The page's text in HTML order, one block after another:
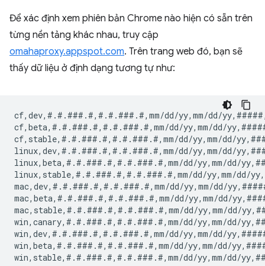
Để xác định xem phiên bản Chrome nào hiện có sẵn trên
từng nền tảng khác nhau, truy cập
omahaproxy.appspot.com. Trên trang web đó, bạn sẽ
thấy dữ liệu ở định dạng tương tự như:
cf,dev,#.#.###.#,#.#.###.#,mm/dd/yy,mm/dd/
cf,beta,#.#.###.#,#.#.###.#,mm/dd/yy,mm/dd/
cf,stable,#.#.###.#,#.#.###.#,mm/dd/yy,mm/dd/
linux,dev,#.#.###.#,#.#.###.#,mm/dd/yy,mm/dd/
linux,beta,#.#.###.#,#.#.###.#,mm/dd/yy,mm/dd/
linux,stable,#.#.###.#,#.#.###.#,mm/dd/yy,mm/dd/
mac,dev,#.#.###.#,#.#.###.#,mm/dd/yy,mm/dd/
mac,beta,#.#.###.#,#.#.###.#,mm/dd/yy,mm/dd/
mac,stable,#.#.###.#,#.#.###.#,mm/dd/yy,mm/dd/
win,canary,#.#.###.#,#.#.###.#,mm/dd/yy,mm/dd/
win,dev,#.#.###.#,#.#.###.#,mm/dd/yy,mm/dd/
win,beta,#.#.###.#,#.#.###.#,mm/dd/yy,mm/dd/
win,stable,#.#.###.#,#.#.###.#,mm/dd/yy,mm/dd/